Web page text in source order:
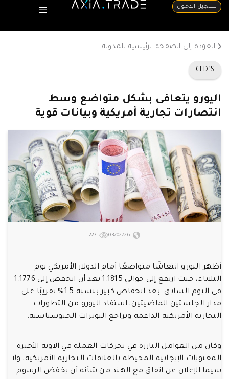
تسجيل الدخول
العودة إلى الصفحة الرئيسية للمدونة
CFD’S
اليورو يتعافى بشكل متواضع وسط
انتصارات تجارية أمريكية وبيانات قوية
03/02/26
227
أظهر اليورو انتعاشًا متواضعًا أمام الدولار الأمريكي يوم
الثلاثاء، حيث ارتفع إلى حوالي 1.1815 بعد أن انخفض إلى 1.1776
في اليوم السابق. بعد انخفاض كبير بنسبة 1.5% تقريبًا على
مدار الجلستين الماضيتين، استفاد اليورو من التطورات
التجارية الأمريكية الداعمة وتراجع التوترات الجيوسياسية.
وكان من العوامل البارزة في تحركات العملة في الآونة الأخيرة
المعنويات الإيجابية المحيطة بالعلاقات التجارية الأمريكية، ولا
سيما الإعلان عن اتفاق مع الهند من شأنه أن يخفض الرسوم